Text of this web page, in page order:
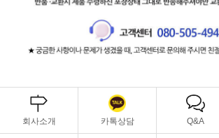
회사소개 카톡상담 Q&A